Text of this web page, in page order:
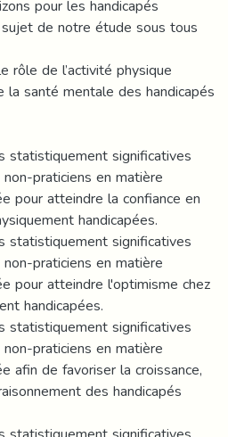
pour les handicapés
de notre étude sous tous
rôle de l’activité physique
santé mentale des handicapés
statistiquement significatives
praticiens en matière
pour atteindre la confiance en
handicapées.
statistiquement significatives
praticiens en matière
pour atteindre l'optimisme chez
handicapées.
statistiquement significatives
praticiens en matière
afin de favoriser la croissance,
des handicapés